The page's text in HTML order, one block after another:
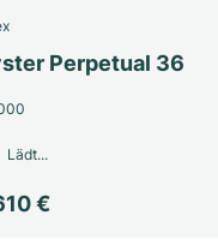
Perpetual 36
€
Lädt...